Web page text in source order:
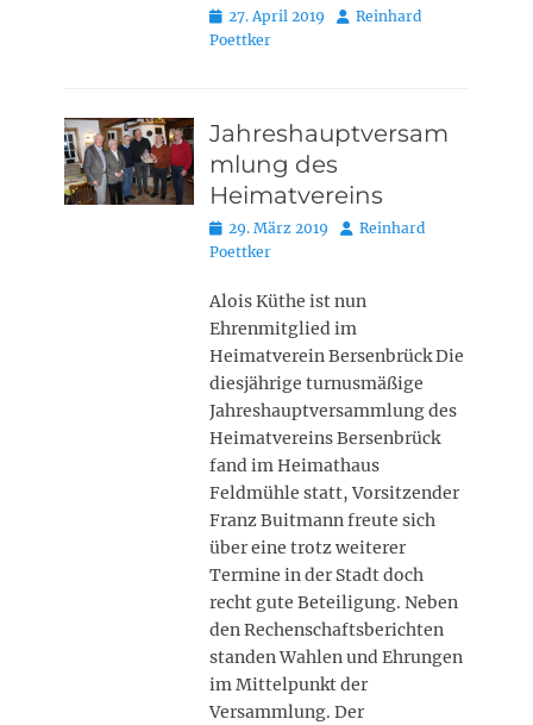
Posted
on
27. April 2019 AutorReinhard
Poettker
Jahreshauptversam
mlung des
Heimatvereins
Posted
on
29. März 2019 AutorReinhard
Poettker
Alois Küthe ist nun
Ehrenmitglied im
Heimatverein Bersenbrück Die
diesjährige turnusmäßige
Jahreshauptversammlung des
Heimatvereins Bersenbrück
fand im Heimathaus
Feldmühle statt, Vorsitzender
Franz Buitmann freute sich
über eine trotz weiterer
Termine in der Stadt doch
recht gute Beteiligung. Neben
den Rechenschaftsberichten
standen Wahlen und Ehrungen
im Mittelpunkt der
Versammlung. Der